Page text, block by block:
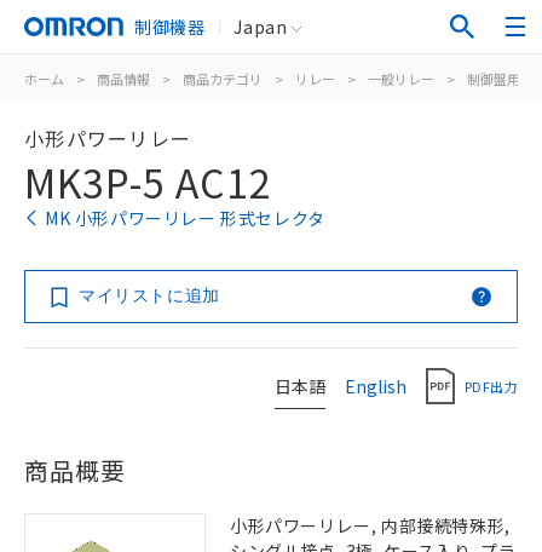
制御機器 Japan
ホーム > 商品情報 > 商品カテゴリ > リレー > 一般リレー > 制御盤用
小形パワーリレー
MK3P-5 AC12
MK 小形パワーリレー 形式セレクタ
マイリストに追加
日本語 English PDF出力
商品概要
小形パワーリレー, 内部接続特殊形,